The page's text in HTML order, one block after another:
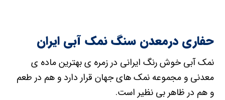
حفاری درمعدن سنگ نمک آبی ایران
نمک آبی خوش رنگ ایرانی در زمره ی بهترین ماده ی
معدنی و مجموعه نمک های جهان قرار دارد و هم در طعم
و هم در ظاهر بی نظیر است.